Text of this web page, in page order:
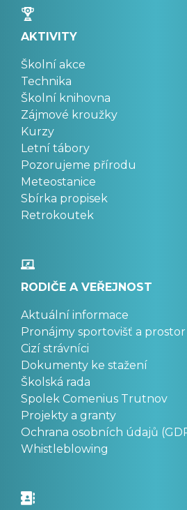
AKTIVITY
Školní akce
Technika
Školní knihovna
Zájmové kroužky
Kurzy
Letní tábory
Pozorujeme přírodu
Meteostanice
Sbírka propisek
Retrokoutek
RODIČE A VEŘEJNOST
Aktuální informace
Pronájmy sportovišť a prostor
Cizí strávníci
Dokumenty ke stažení
Školská rada
Spolek Comenius Trutnov
Projekty a granty
Ochrana osobních údajů
Whistleblowing